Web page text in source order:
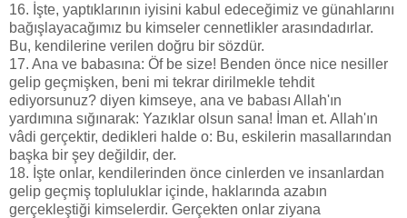
16. İşte, yaptıklarının iyisini kabul edeceğimiz ve günahlarını
bağışlayacağımız bu kimseler cennetlikler arasındadırlar.
Bu, kendilerine verilen doğru bir sözdür.
17. Ana ve babasına: Öf be size! Benden önce nice nesiller
gelip geçmişken, beni mi tekrar dirilmekle tehdit
ediyorsunuz? diyen kimseye, ana ve babası Allah'ın
yardımına sığınarak: Yazıklar olsun sana! İman et. Allah'ın
vâdi gerçektir, dedikleri halde o: Bu, eskilerin masallarından
başka bir şey değildir, der.
18. İşte onlar, kendilerinden önce cinlerden ve insanlardan
gelip geçmiş topluluklar içinde, haklarında azabın
gerçekleştiği kimselerdir. Gerçekten onlar ziyana